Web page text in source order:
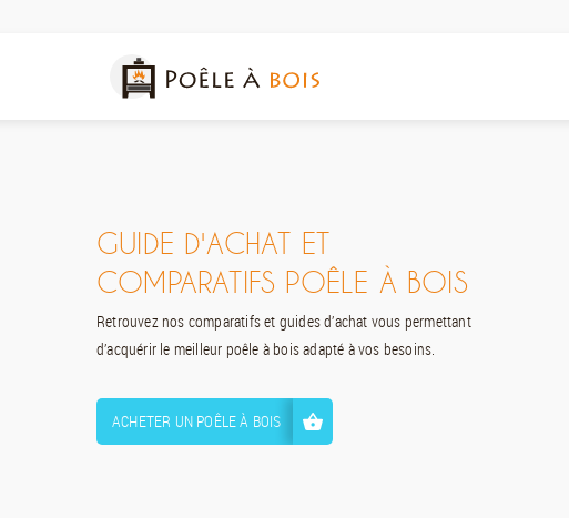
GUIDE D'ACHAT ET
COMPARATIFS POÊLE À BOIS
Retrouvez nos comparatifs et guides d’achat vous permettant
d’acquérir le meilleur poêle à bois adapté à vos besoins.
ACHETER UN POÊLE À BOIS